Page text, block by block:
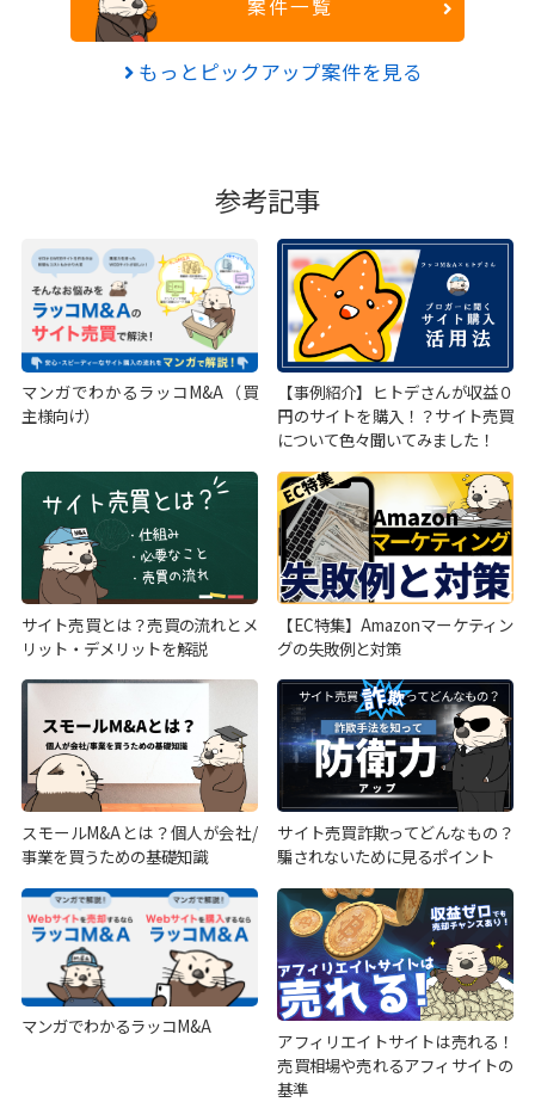
案件一覧
もっとピックアップ案件を見る
参考記事
マンガでわかるラッコM&A（買
主様向け）
【事例紹介】ヒトデさんが収益０
円のサイトを購入！？サイト売買
について色々聞いてみました！
サイト売買とは？売買の流れとメ
リット・デメリットを解説
【EC特集】Amazonマーケティン
グの失敗例と対策
スモールM&Aとは？個人が会社/
事業を買うための基礎知識
サイト売買詐欺ってどんなもの？
騙されないために見るポイント
マンガでわかるラッコM&A
アフィリエイトサイトは売れる！
売買相場や売れるアフィサイトの
基準